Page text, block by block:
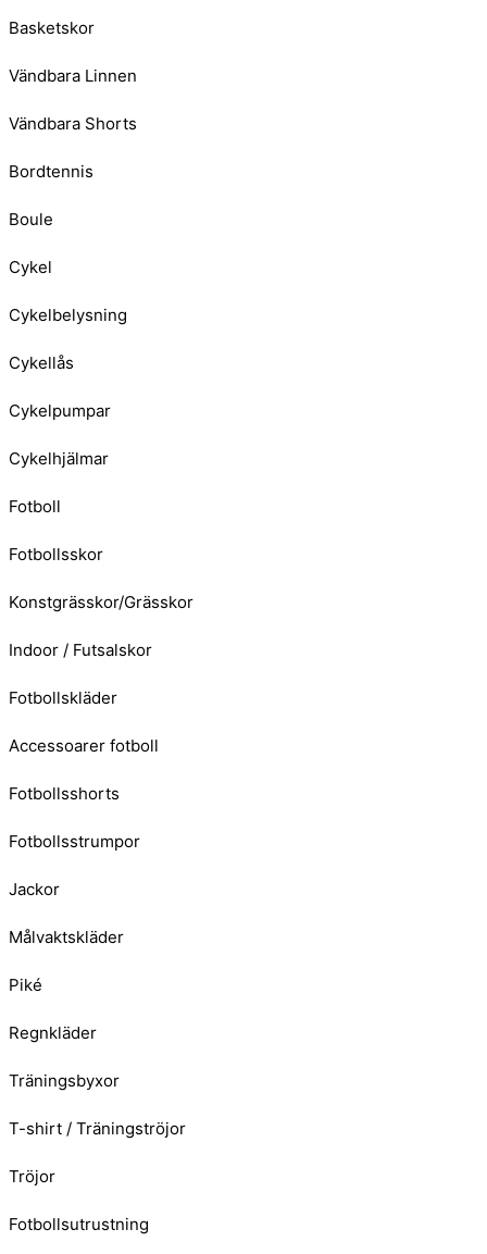
Basketskor
Vändbara Linnen
Vändbara Shorts
Bordtennis
Boule
Cykel
Cykelbelysning
Cykellås
Cykelpumpar
Cykelhjälmar
Fotboll
Fotbollsskor
Konstgrässkor/Grässkor
Indoor / Futsalskor
Fotbollskläder
Accessoarer fotboll
Fotbollsshorts
Fotbollsstrumpor
Jackor
Målvaktskläder
Piké
Regnkläder
Träningsbyxor
T-shirt / Träningströjor
Tröjor
Fotbollsutrustning